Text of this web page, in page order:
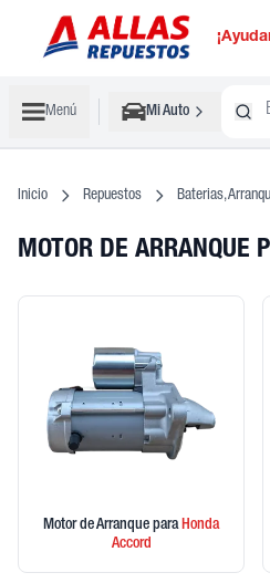
Menú Mi Auto
Inicio Repuestos Baterias,
MOTOR DE ARRANQUE
Motor de Arranque paraHonda
Accord